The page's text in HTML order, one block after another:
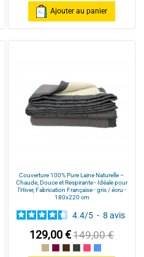
Ajouter au panier
Couverture 100% Pure Laine Naturelle –
Chaude, Douce et Respirante - Idéale pour
l’Hiver, Fabrication Française - gris / écru -
180x220 cm
4.4/5 - 8avis
129,00 €149,00 €
Ecruprune / écru
chocolat / écru
gris / écru
Fuchsia / écru
Bleu / écru